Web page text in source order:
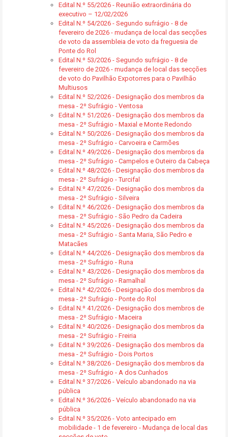
Edital N.º 55/2026 - Reunião extraordinária do
executivo – 12/02/2026
Edital N.º 54/2026 - Segundo sufrágio - 8 de
fevereiro de 2026 - mudança de local das secções
de voto da assembleia de voto da freguesia de
Ponte do Rol
Edital N.º 53/2026 - Segundo sufrágio - 8 de
fevereiro de 2026 - mudança de local das secções
de voto do Pavilhão Expotorres para o Pavilhão
Multiusos
Edital N.º 52/2026 - Designação dos membros da
mesa - 2º Sufrágio - Ventosa
Edital N.º 51/2026 - Designação dos membros da
mesa - 2º Sufrágio - Maxial e Monte Redondo
Edital N.º 50/2026 - Designação dos membros da
mesa - 2º Sufrágio - Carvoeira e Carmões
Edital N.º 49/2026 - Designação dos membros da
mesa - 2º Sufrágio - Campelos e Outeiro da Cabeça
Edital N.º 48/2026 - Designação dos membros da
mesa - 2º Sufrágio - Turcifal
Edital N.º 47/2026 - Designação dos membros da
mesa - 2º Sufrágio - Silveira
Edital N.º 46/2026 - Designação dos membros da
mesa - 2º Sufrágio - São Pedro da Cadeira
Edital N.º 45/2026 - Designação dos membros da
mesa - 2º Sufrágio - Santa Maria, São Pedro e
Matacães
Edital N.º 44/2026 - Designação dos membros da
mesa - 2º Sufrágio - Runa
Edital N.º 43/2026 - Designação dos membros da
mesa - 2º Sufrágio - Ramalhal
Edital N.º 42/2026 - Designação dos membros da
mesa - 2º Sufrágio - Ponte do Rol
Edital N.º 41/2026 - Designação dos membros de
mesa - 2º Sufrágio - Maceira
Edital N.º 40/2026 - Designação dos membros da
mesa - 2º Sufrágio - Freiria
Edital N.º 39/2026 - Designação dos membros da
mesa - 2º Sufrágio - Dois Portos
Edital N.º 38/2026 - Designação dos membros da
mesa - 2º Sufrágio - A dos Cunhados
Edital N.º 37/2026 - Veículo abandonado na via
pública
Edital N.º 36/2026 - Veículo abandonado na via
pública
Edital N.º 35/2026 - Voto antecipado em
mobilidade - 1 de fevereiro - Mudança de local das